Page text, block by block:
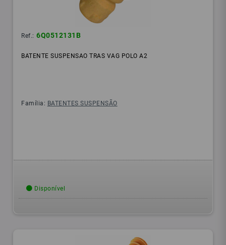
Ref.: 6Q0512131B
BATENTE SUSPENSAO TRAS VAG POLO A2
Família: BATENTES SUSPENSÃO
Disponível